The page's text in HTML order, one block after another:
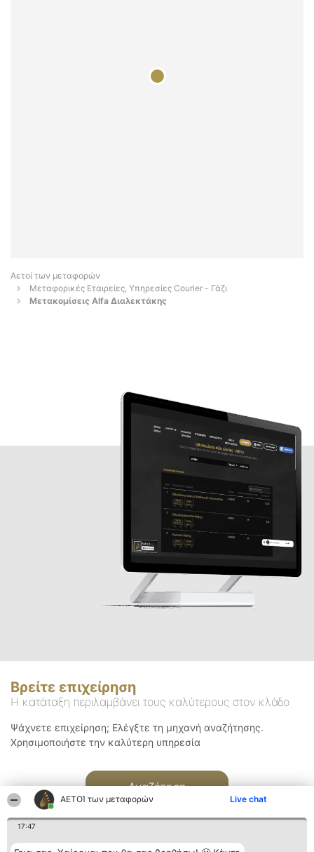
ΑΕΤΟΊ των μεταφορών Live chat
17:47
Αετοί των μεταφορών
Μεταφορικές Εταιρείες, Υπηρεσίες Courier - Γάζι
Μετακομίσεις Alfa Διαλεκτάκης
Βρείτε επιχείρηση
Η κατάταξη περιλαμβάνει τους καλύτερους στον κλάδο
Ψάχνετε επιχείρηση; Ελέγξτε τη μηχανή αναζήτησης.
Χρησιμοποιήστε την καλύτερη υπηρεσία
Αναζήτηση